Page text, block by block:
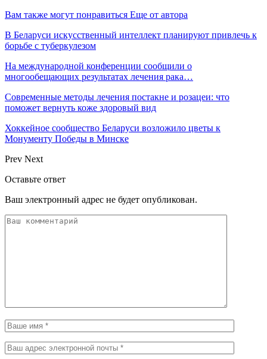
Вам также могут понравиться Еще от автора
В Беларуси искусственный интеллект планируют привлечь к
борьбе с туберкулезом
На международной конференции сообщили о
многообещающих результатах лечения рака…
Современные методы лечения постакне и розацеи: что
поможет вернуть коже здоровый вид
Хоккейное сообщество Беларуси возложило цветы к
Монументу Победы в Минске
Prev Next
Оставьте ответ
Ваш электронный адрес не будет опубликован.